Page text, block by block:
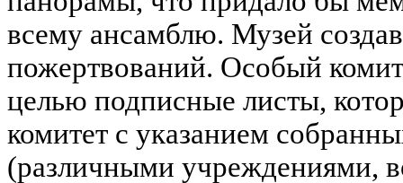
всему ансамблю. Музей
пожертвований. Особый
целью подписные листы,
комитет с указанием
(различными учреждениями,